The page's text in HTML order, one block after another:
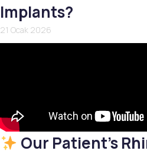
Implants?
21 Ocak 2026
Our Patient’s